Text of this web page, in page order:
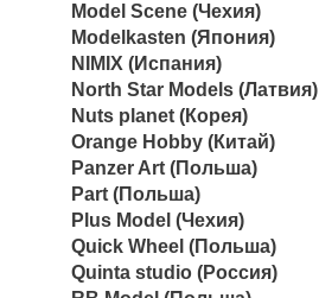
Model Scene (Чехия)
Modelkasten (Япония)
NIMIX (Испания)
North Star Models (Латвия)
Nuts planet (Корея)
Orange Hobby (Китай)
Panzer Art (Польша)
Part (Польша)
Plus Model (Чехия)
Quick Wheel (Польша)
Quinta studio (Россия)